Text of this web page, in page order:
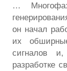
…
он начал
их
сигналов
разработке